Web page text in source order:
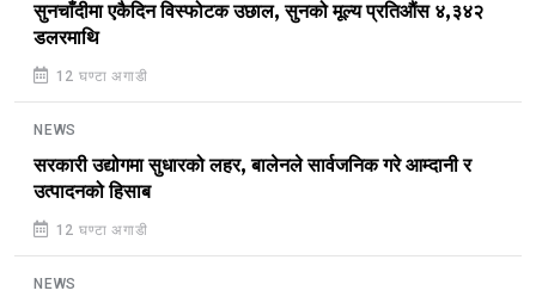
सुनचाँदीमा एकैदिन विस्फोटक उछाल, सुनको मूल्य प्रतिऔंस ४,३४२
डलरमाथि
12 घण्टा अगाडी
NEWS
सरकारी उद्योगमा सुधारको लहर, बालेनले सार्वजनिक गरे आम्दानी र
उत्पादनको हिसाब
12 घण्टा अगाडी
NEWS